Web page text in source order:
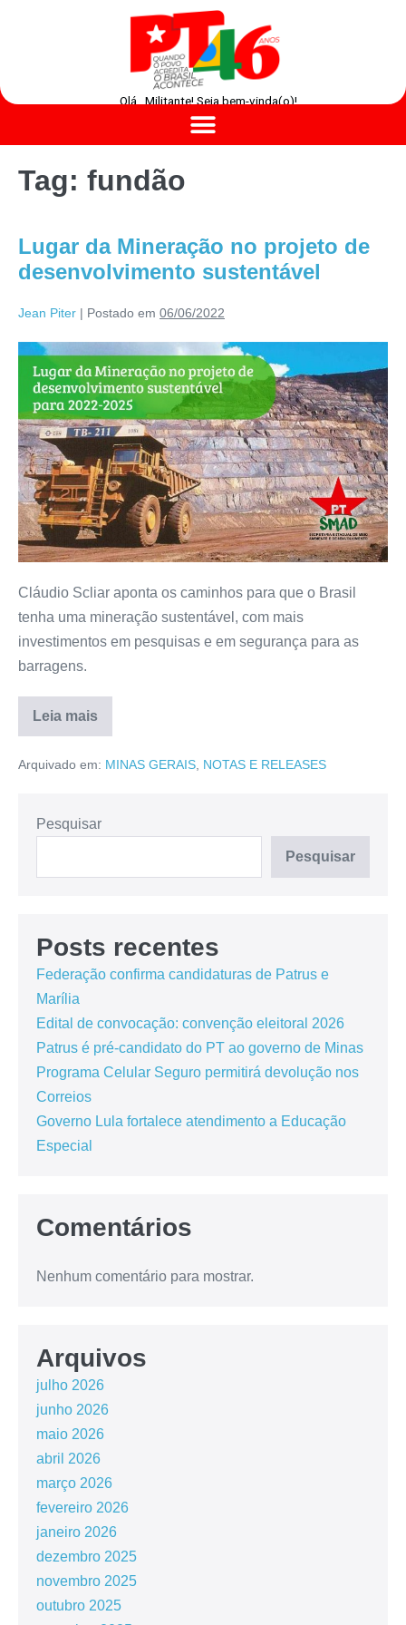
Olá , Militante! Seja bem-vinda(o)!
Tag: fundão
Lugar da Mineração no projeto de
desenvolvimento sustentável
Jean Piter | Postado em 06/06/2022
Cláudio Scliar aponta os caminhos para que o Brasil
tenha uma mineração sustentável, com mais
investimentos em pesquisas e em segurança para as
barragens.
Leia mais
Arquivado em: MINAS GERAIS NOTAS E RELEASES
Pesquisar
Pesquisar
Posts recentes
Federação confirma candidaturas de Patrus e
Marília
Edital de convocação: convenção eleitoral 2026
Patrus é pré-candidato do PT ao governo de Minas
Programa Celular Seguro permitirá devolução nos
Correios
Governo Lula fortalece atendimento a Educação
Especial
Comentários
Nenhum comentário para mostrar.
Arquivos
julho 2026
junho 2026
maio 2026
abril 2026
março 2026
fevereiro 2026
janeiro 2026
dezembro 2025
novembro 2025
outubro 2025